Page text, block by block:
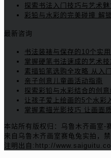
探索书法入门技巧与艺术魅
彩铅与水彩的完美碰撞 解
最新咨询
书法装裱与保存的10个实
掌握硬笔书法速成的艺术技
素描铅笔选购全攻略 从入
亲子创意儿童画活动指南
探索彩铅与水彩结合的创
让孩子爱上绘画的5个水彩
掌握素描光影技巧 让画面
本站所有版权归：乌鲁木齐画室-
来自乌鲁木齐画室赛龟兔实拍，
注明出自:http://